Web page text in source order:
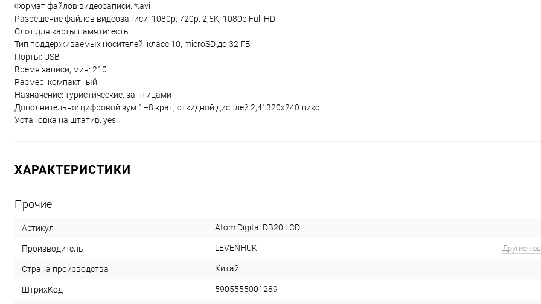
Формат файлов видеозаписи: *.avi
Разрешение файлов видеозаписи: 1080p, 720p, 2,5K, 1080p Full HD
Слот для карты памяти: есть
Тип поддерживаемых носителей: класс 10, microSD до 32 ГБ
Порты: USB
Время записи, мин: 210
Размер: компактный
Назначение: туристические, за птицами
Дополнительно: цифровой зум 1–8 крат, откидной дисплей 2,4" 320х240 пикс
Установка на штатив: yes
ХАРАКТЕРИСТИКИ
Прочие
Артикул Atom Digital DB20 LCD
Производитель LEVENHUK Другие
Страна производства Китай
ШтрихКод 5905555001289